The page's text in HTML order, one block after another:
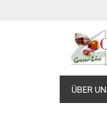
ÜBER